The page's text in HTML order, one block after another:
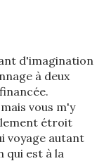
d'imagination
à deux
vous m'y
étroit
voyage autant
qui est à la